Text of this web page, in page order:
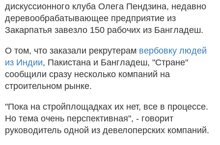
дискуссионного клуба Олега Пендзина, недавно
деревообрабатывающее предприятие из
Закарпатья завезло 150 рабочих из Бангладеш.
О том, что заказали рекрутерам вербовку людей
из Индии, Пакистана и Бангладеш, "Стране"
сообщили сразу несколько компаний на
строительном рынке.
"Пока на стройплощадках их нет, все в процессе.
Но тема очень перспективная", - говорит
руководитель одной из девелоперских компаний.